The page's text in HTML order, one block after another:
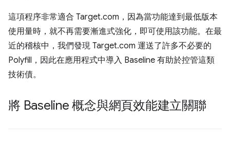
這項程序非常適合 Target.com，因為當功能達到最低版本
使用量時，就不再需要漸進式強化，即可使用該功能。在最
近的稽核中，我們發現 Target.com 運送了許多不必要的
Polyfill，因此在應用程式中導入 Baseline 有助於控管這類
技術債。
將 Baseline 概念與網頁效能建立關聯